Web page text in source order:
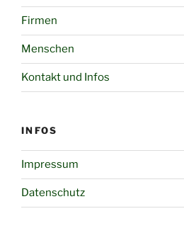
Firmen
Menschen
Kontakt und Infos
INFOS
Impressum
Datenschutz